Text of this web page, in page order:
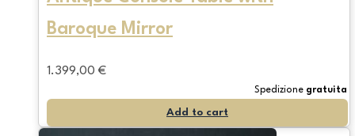
Baroque Mirror
1.399,00 €
Spedizione gratuita
Add to cart